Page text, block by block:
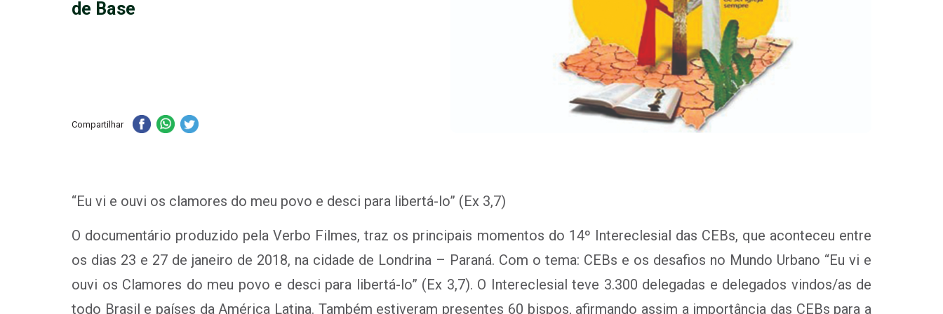
de Base
Compartilhar
“Eu vi e ouvi os clamores do meu povo e desci para libertá-lo” (Ex 3,7)
O documentário produzido pela Verbo Filmes, traz os principais momentos do 14º Intereclesial das CEBs, que aconteceu entre
os dias 23 e 27 de janeiro de 2018, na cidade de Londrina – Paraná. Com o tema: CEBs e os desafios no Mundo Urbano “Eu vi e
ouvi os Clamores do meu povo e desci para libertá-lo” (Ex 3,7). O Intereclesial teve 3.300 delegadas e delegados vindos/as de
todo Brasil e países da América Latina. Também estiveram presentes 60 bispos, afirmando assim a importância das CEBs para a